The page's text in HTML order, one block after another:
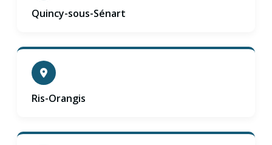
Quincy-sous-Sénart
Ris-Orangis